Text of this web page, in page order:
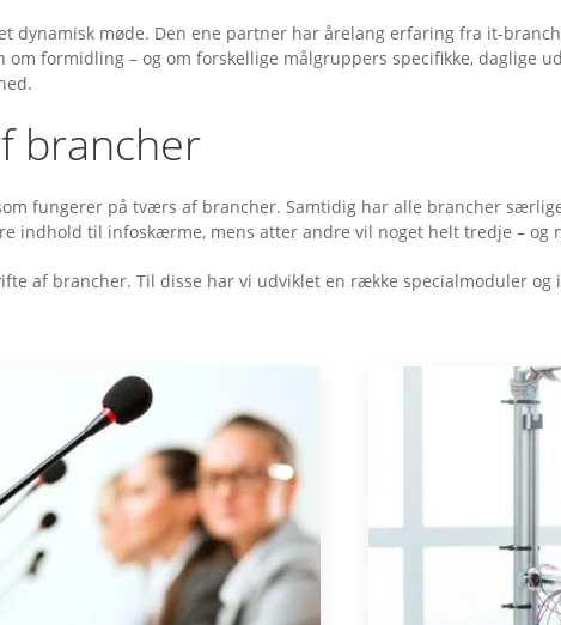
dynamisk møde. Den ene partner har årelang erfaring fra it-
formidling – og om forskellige målgruppers specifikke, daglige
brancher
fungerer på tværs af brancher. Samtidig har alle brancher
indhold til infoskærme, mens atter andre vil noget helt tredje – og
af brancher. Til disse har vi udviklet en række specialmoduler